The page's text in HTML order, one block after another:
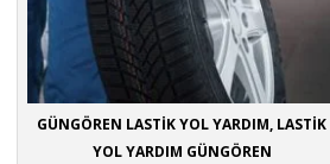
GÜNGÖREN LASTİK YOL YARDIM, LASTİK
YOL YARDIM GÜNGÖREN